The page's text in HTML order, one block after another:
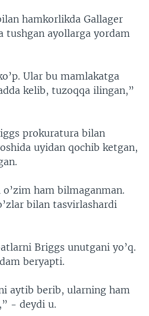
hamkorlikda Gallager
tushgan ayollarga yordam
Ular bu mamlakatga
kelib, tuzoqqa ilingan,”
prokuratura bilan
uyidan qochib ketgan,
ham bilmaganman.
bilan tasvirlashardi
Briggs unutgani yo’q.
beryapti.
aytib berib, ularning ham
- deydi u.